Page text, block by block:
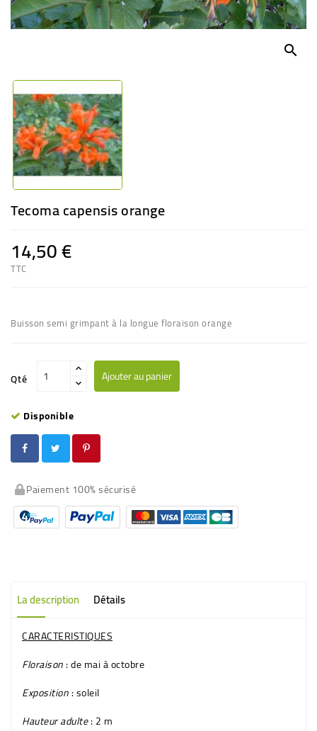
BEGONIAS
DE
ENGRAIS
OFFRES
SPÉCIALES
PLANTES
PARFUMÉES
search
Tecoma capensis orange
14,50 €
TTC
Buisson semi grimpant à la longue floraison orange
Qté Ajouter au panier
Disponible
Paiement 100% sécurisé
La description Détails
CARACTERISTIQUES
Floraison: de mai à octobre
Exposition: soleil
Hauteur adulte: 2 m